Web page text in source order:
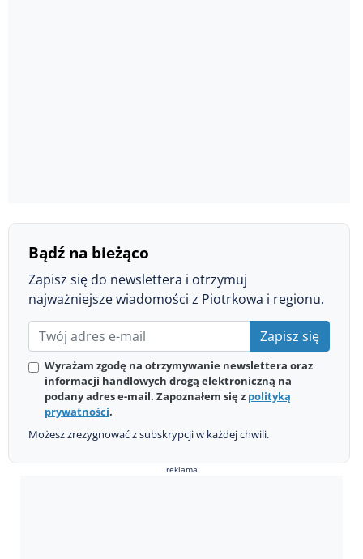
Bądź na bieżąco
Zapisz się do newslettera i otrzymuj
najważniejsze wiadomości z Piotrkowa i regionu.
Zapisz się
Wyrażam zgodę na otrzymywanie newslettera oraz
informacji handlowych drogą elektroniczną na
podany adres e-mail. Zapoznałem się z polityką
prywatności.
Możesz zrezygnować z subskrypcji w każdej chwili.
reklama